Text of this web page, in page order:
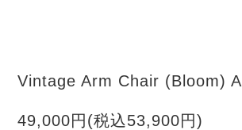
Vintage Arm Chair (Bloom) A
49,000円(税込53,900円)